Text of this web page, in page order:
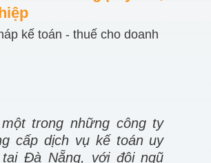
kế toán - thuế cho doanh
trong những công ty
cấp dịch vụ kế toán uy
Đà Nẵng, với đội ngũ